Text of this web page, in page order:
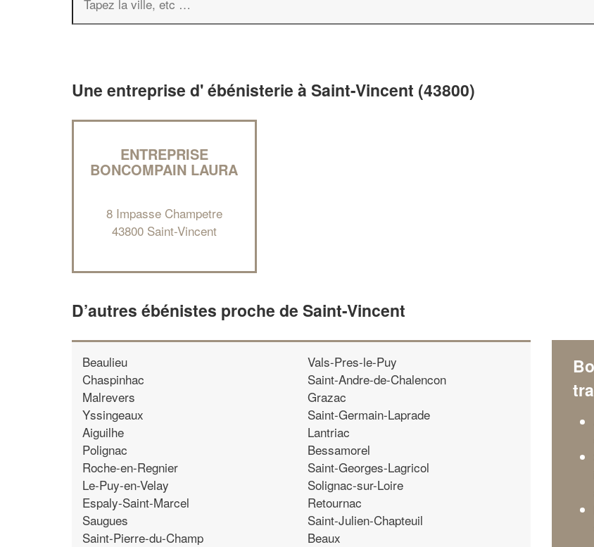
Une entreprise d' ébénisterie à Saint-Vincent (43800)
ENTREPRISE
BONCOMPAIN LAURA
8 Impasse Champetre
43800 Saint-Vincent
D’autres ébénistes proche de Saint-Vincent
Beaulieu
Chaspinhac
Malrevers
Yssingeaux
Aiguilhe
Polignac
Roche-en-Regnier
Le-Puy-en-Velay
Espaly-Saint-Marcel
Saugues
Saint-Pierre-du-Champ
Vals-Pres-le-Puy
Saint-Andre-de-Chalencon
Grazac
Saint-Germain-Laprade
Lantriac
Bessamorel
Saint-Georges-Lagricol
Solignac-sur-Loire
Retournac
Saint-Julien-Chapteuil
Beaux